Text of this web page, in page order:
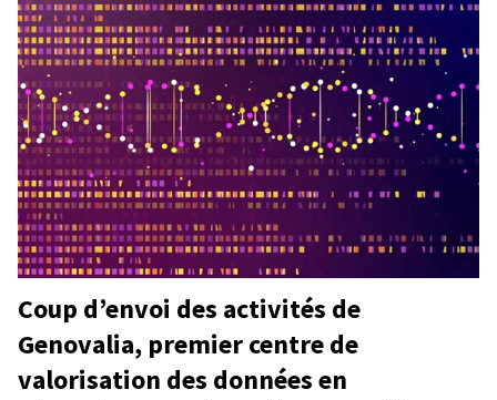
Coup d’envoi des activités de
Genovalia, premier centre de
valorisation des données en